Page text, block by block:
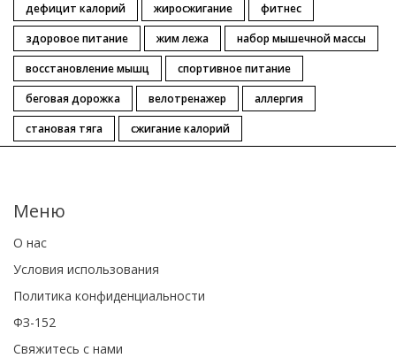
дефицит калорий
жиросжигание
фитнес
здоровое питание
жим лежа
набор мышечной массы
восстановление мышц
спортивное питание
беговая дорожка
велотренажер
аллергия
становая тяга
сжигание калорий
Меню
О нас
Условия использования
Политика конфиденциальности
ФЗ-152
Свяжитесь с нами